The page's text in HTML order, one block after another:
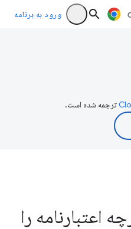
ورود به برنامه
ترجمه شده است.
اعتبارنامه را